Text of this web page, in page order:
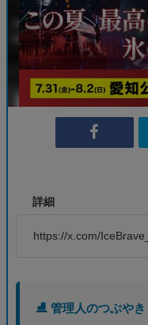
詳細
https://x.com/
⛸️ 管理人のつぶやき